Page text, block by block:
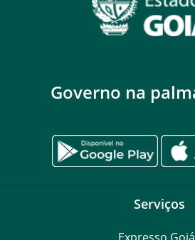
Governo na
Serviços